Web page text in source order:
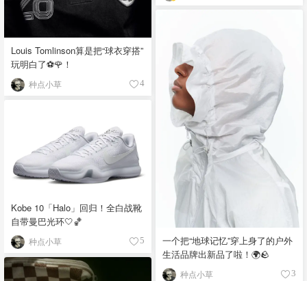
Louis Tomlinson算是把“球衣穿搭”
玩明白了⚽️🌹！
种点小草 4
一个把“地球记忆”穿上身了的户外
生活品牌出新品了啦！🌍🪨
种点小草 3
Kobe 10「Halo」回归！全白战靴
自带曼巴光环🤍🏀
种点小草 5